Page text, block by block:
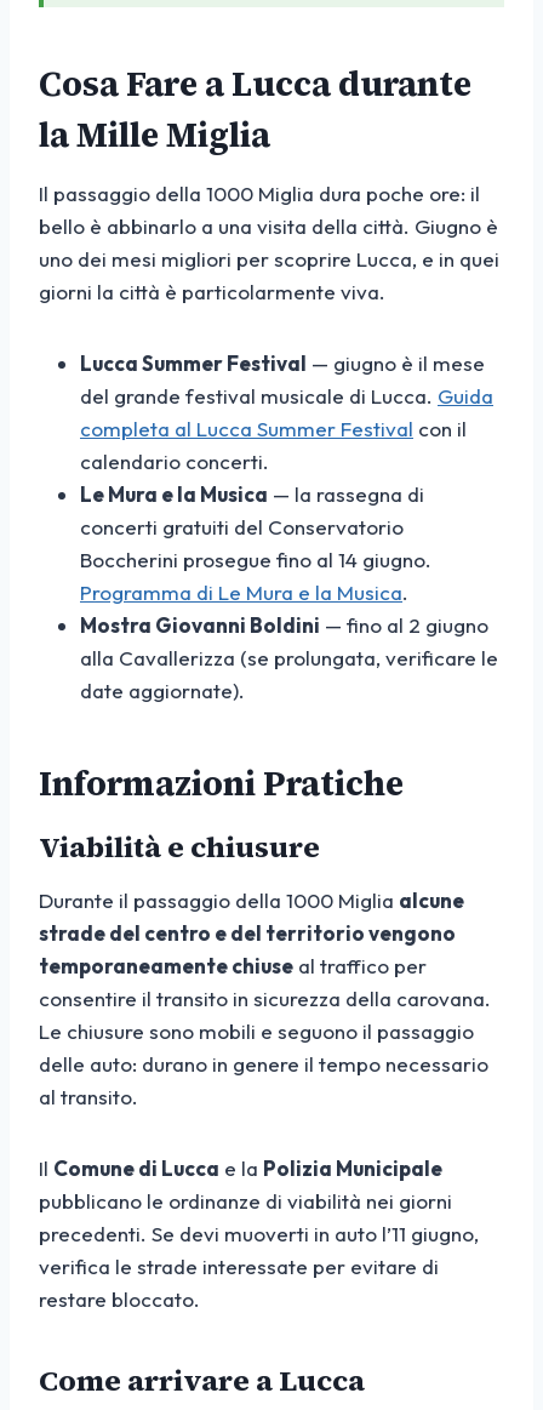
Cosa Fare a Lucca durante
la Mille Miglia
Il passaggio della 1000 Miglia dura poche ore: il
bello è abbinarlo a una visita della città. Giugno è
uno dei mesi migliori per scoprire Lucca, e in quei
giorni la città è particolarmente viva.
Lucca Summer Festival — giugno è il mese
del grande festival musicale di Lucca. Guida
completa al Lucca Summer Festival con il
calendario concerti.
Le Mura e la Musica — la rassegna di
concerti gratuiti del Conservatorio
Boccherini prosegue fino al 14 giugno.
Programma di Le Mura e la Musica.
Mostra Giovanni Boldini — fino al 2 giugno
alla Cavallerizza (se prolungata, verificare le
date aggiornate).
Informazioni Pratiche
Viabilità e chiusure
Durante il passaggio della 1000 Miglia alcune
strade del centro e del territorio vengono
temporaneamente chiuse al traffico per
consentire il transito in sicurezza della carovana.
Le chiusure sono mobili e seguono il passaggio
delle auto: durano in genere il tempo necessario
al transito.
Il Comune di Lucca e la Polizia Municipale
pubblicano le ordinanze di viabilità nei giorni
precedenti. Se devi muoverti in auto l’11 giugno,
verifica le strade interessate per evitare di
restare bloccato.
Come arrivare a Lucca